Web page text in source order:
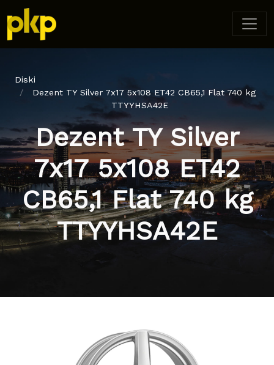
Diski
Dezent TY Silver 7x17 5x108 ET42 CB65,1 Flat 740 kg
TTYYHSA42E
Dezent TY Silver
7x17 5x108 ET42
CB65,1 Flat 740 kg
TTYYHSA42E